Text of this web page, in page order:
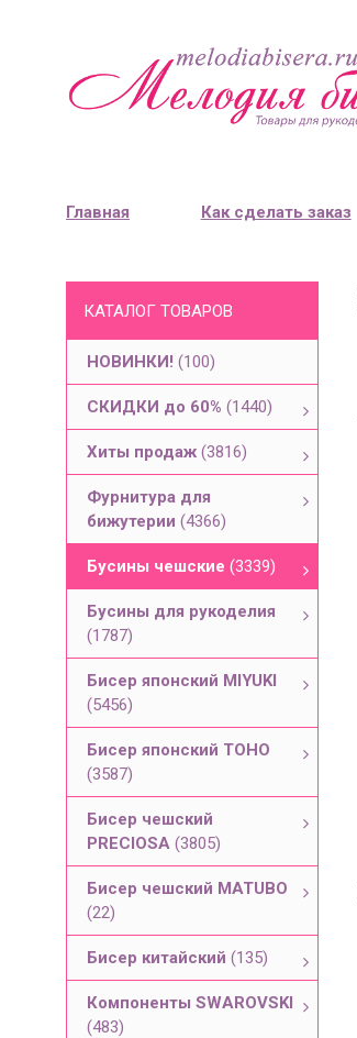
Главная Как сделать заказ
КАТАЛОГ ТОВАРОВ
НОВИНКИ! (100)
СКИДКИ до 60% (1440)
Хиты продаж (3816)
Фурнитура для
бижутерии (4366)
Бусины чешские (3339)
Бусины для рукоделия
(1787)
Бисер японский MIYUKI
(5456)
Бисер японский TOHO
(3587)
Бисер чешский
PRECIOSA (3805)
Бисер чешский MATUBO
(22)
Бисер китайский (135)
Компоненты SWAROVSKI
(483)